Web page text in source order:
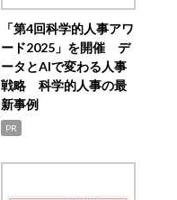
「第4回科学的人事アワ
ード2025」を開催 デ
ータとAIで変わる人事
戦略 科学的人事の最
新事例
PR